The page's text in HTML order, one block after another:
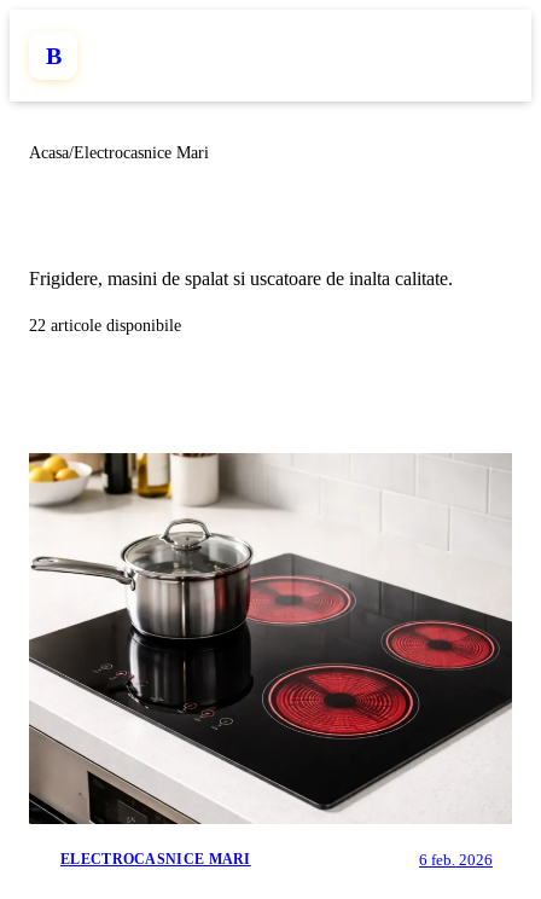
B
Acasa/Electrocasnice Mari
Frigidere, masini de spalat si uscatoare de inalta calitate.
22 articole disponibile
ELECTROCASNICE MARI 6 feb. 2026